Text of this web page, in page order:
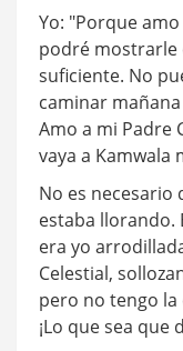
Yo: "Porque
podré mostrarle
suficiente. No
caminar mañana
Amo a mi Padre
vaya a Kamwala
No es necesario
estaba llorando.
era yo
Celestial,
pero no tengo
¡Lo que sea que